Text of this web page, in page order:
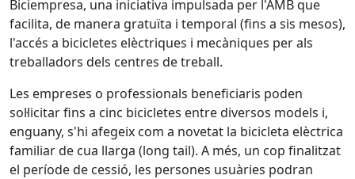
Biciempresa, una iniciativa impulsada per l'AMB que
facilita, de manera gratuïta i temporal (fins a sis mesos),
l'accés a bicicletes elèctriques i mecàniques per als
treballadors dels centres de treball.
Les empreses o professionals beneficiaris poden
sol·licitar fins a cinc bicicletes entre diversos models i,
enguany, s'hi afegeix com a novetat la bicicleta elèctrica
familiar de cua llarga (long tail). A més, un cop finalitzat
el període de cessió, les persones usuàries podran